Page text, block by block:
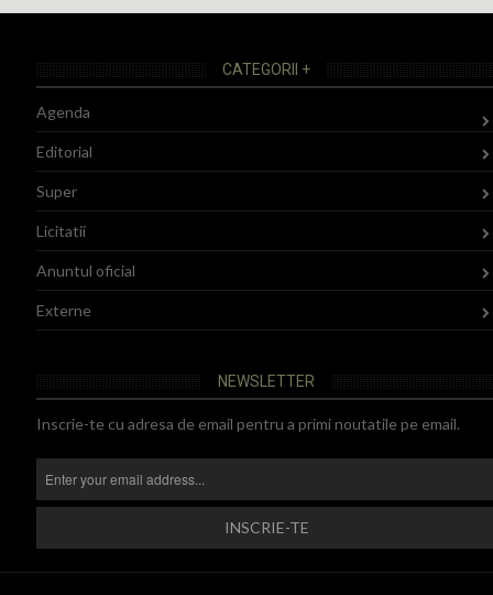
CATEGORII +
Agenda
Editorial
Super
Licitatii
Anuntul oficial
Externe
NEWSLETTER
Inscrie-te cu adresa de email pentru a primi noutatile pe email.